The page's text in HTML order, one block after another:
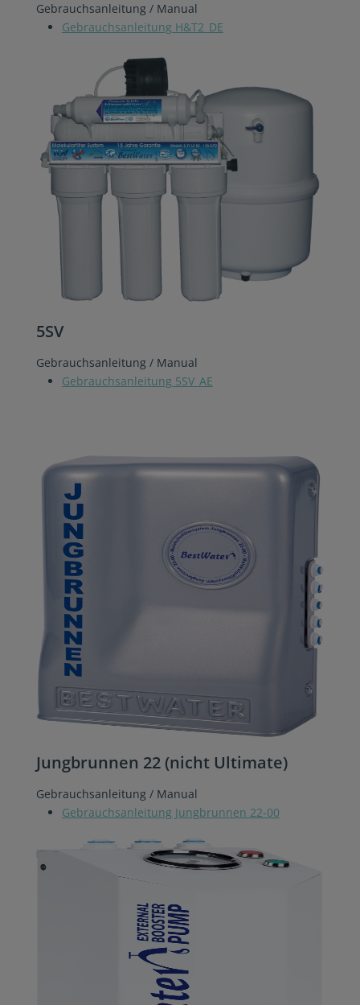
Gebrauchsanleitung / Manual
Gebrauchsanleitung H&T2_DE
5SV
Gebrauchsanleitung / Manual
Gebrauchsanleitung 5SV_AE
Jungbrunnen 22 (nicht Ultimate)
Gebrauchsanleitung / Manual
Gebrauchsanleitung Jungbrunnen 22-00